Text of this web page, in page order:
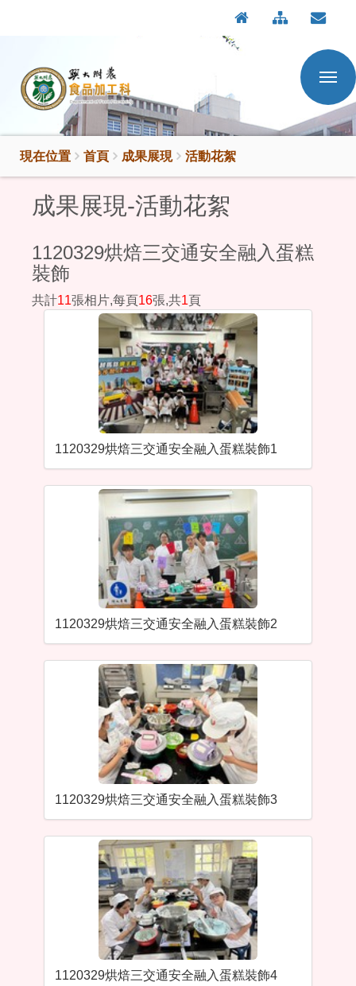
區
現在位置 首頁 成果展現 活動花絮
成果展現-活動花絮
1120329烘焙三交通安全融入蛋糕
裝飾
共計11張相片,每頁16張,共1頁
1120329烘焙三交通安全融入蛋糕裝飾1
1120329烘焙三交通安全融入蛋糕裝飾2
1120329烘焙三交通安全融入蛋糕裝飾3
1120329烘焙三交通安全融入蛋糕裝飾4